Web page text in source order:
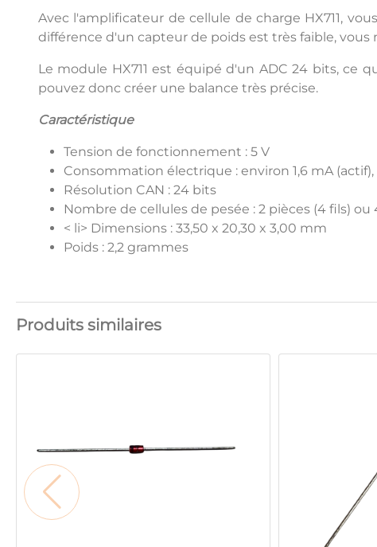
Avec l'amplificateur de cellule de charge HX711,
différence d'un capteur de poids est très faible,
Le module HX711 est équipé d'un ADC 24 bits, ce
pouvez donc créer une balance très précise.
Caractéristique
Tension de fonctionnement : 5 V
Consommation électrique : environ 1,6 mA (actif),
Résolution CAN : 24 bits
Nombre de cellules de pesée : 2 pièces (4 fils) ou
< li> Dimensions : 33,50 x 20,30 x 3,00 mm
Poids : 2,2 grammes
Produits similaires